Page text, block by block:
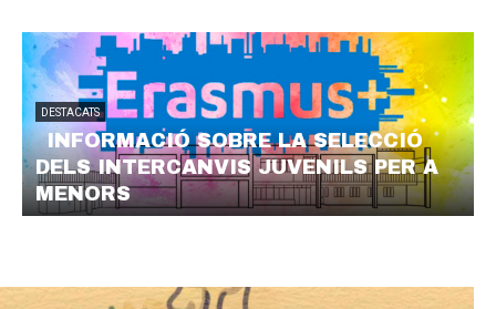
DESTACATS
INFORMACIÓ SOBRE LA SELECCIÓ
DELS INTERCANVIS JUVENILS PER A
MENORS